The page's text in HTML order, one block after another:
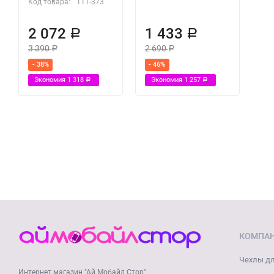
2 072 Р
3 390Р
- 38%
Экономия 1 318 Р
1 433 Р
2 690Р
- 46%
Экономия 1 257 Р
Интернет магазин "Ай Мобайл Стор"
Чехлы